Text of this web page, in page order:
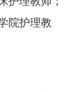
院护理教